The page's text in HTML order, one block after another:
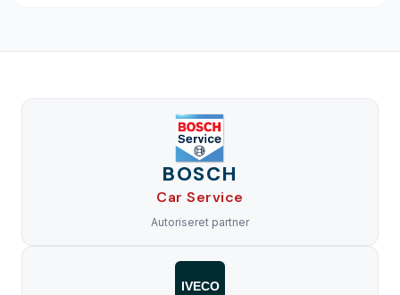
BOSCH
Car Service
Autoriseret partner
IVECO